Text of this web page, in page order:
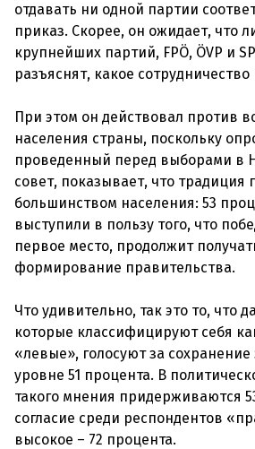
отдавать ни одной партии
приказ. Скорее, он ожидает, что
крупнейших партий, FPÖ, ÖVP и
разъяснят, какое
При этом он действовал против
населения страны, поскольку
проведенный перед выборами в
совет, показывает, что традиция
большинством населения: 53
выступили в пользу того, что
первое место, продолжит
формирование правительства.
Что удивительно, так это то, что
которые классифицируют себя
«левые», голосуют за
уровне 51 процента. В
такого мнения придерживаются
согласие среди респондентов
высокое – 72 процента.